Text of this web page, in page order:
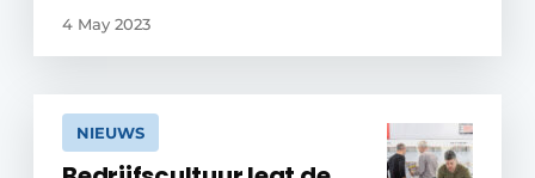
4 May 2023
NIEUWS